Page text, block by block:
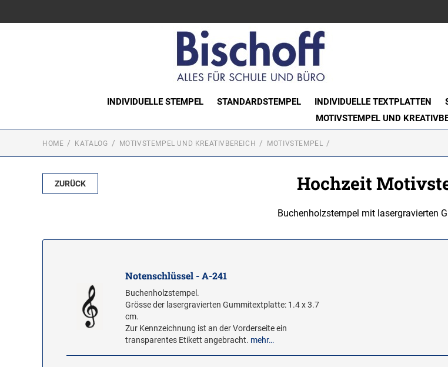
INDIVIDUELLE STEMPEL STANDARDSTEMPEL INDIVIDUELLE TEXTPLATTEN
MOTIVSTEMPEL UND
HOME KATALOG MOTIVSTEMPEL UND KREATIVBEREICH MOTIVSTEMPEL
ZURÜCK Hochzeit
Buchenholzstempel mit lasergravierten
Notenschlüssel - A-241
Buchenholzstempel.
Grösse der lasergravierten Gummitextplatte: 1.4 x 3.7
cm.
Zur Kennzeichnung ist an der Vorderseite ein
transparentes Etikett angebracht. mehr…